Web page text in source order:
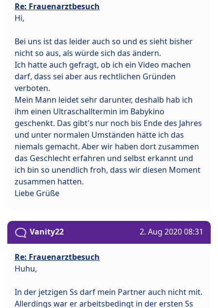
Re: Frauenarztbesuch
Hi,
Bei uns ist das leider auch so und es sieht bisher
nicht so aus, als würde sich das ändern.
Ich hatte auch gefragt, ob ich ein Video machen
darf, dass sei aber aus rechtlichen Gründen
verboten.
Mein Mann leidet sehr darunter, deshalb hab ich
ihm einen Ultraschalltermin im Babykino
geschenkt. Das gibt's nur noch bis Ende des Jahres
und unter normalen Umständen hätte ich das
niemals gemacht. Aber wir haben dort zusammen
das Geschlecht erfahren und selbst erkannt und
ich bin so unendlich froh, dass wir diesen Moment
zusammen hatten.
Liebe Grüße
Vanity22 2. Aug 2020 08:31
Re: Frauenarztbesuch
Huhu,
In der jetzigen Ss darf mein Partner auch nicht mit.
Allerdings war er arbeitsbedingt in der ersten Ss